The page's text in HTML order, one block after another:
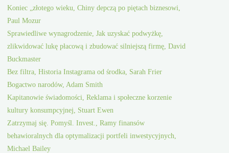
Koniec „złotego wieku, Chiny depczą po piętach biznesowi,
Paul Mozur
Sprawiedliwe wynagrodzenie, Jak uzyskać podwyżkę,
zlikwidować lukę płacową i zbudować silniejszą firmę, David
Buckmaster
Bez filtra, Historia Instagrama od środka, Sarah Frier
Bogactwo narodów, Adam Smith
Kapitanowie świadomości, Reklama i społeczne korzenie
kultury konsumpcyjnej, Stuart Ewen
Zatrzymaj się. Pomyśl. Invest., Ramy finansów
behawioralnych dla optymalizacji portfeli inwestycyjnych,
Michael Bailey